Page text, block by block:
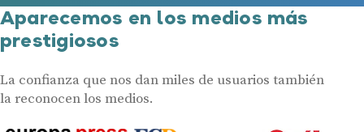
Aparecemos en los medios más
prestigiosos
La confianza que nos dan miles de usuarios también
la reconocen los medios.